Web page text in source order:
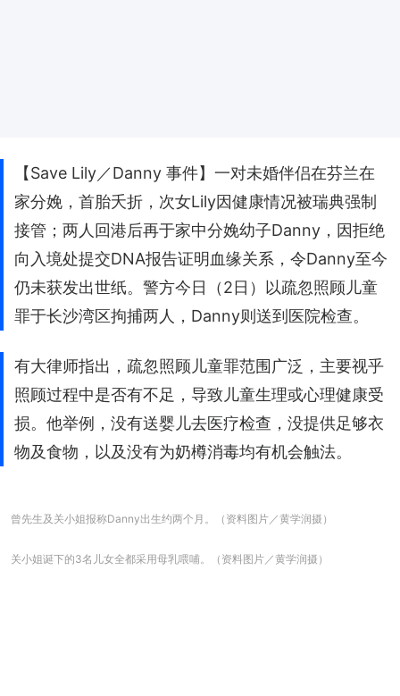
【Save Lily／Danny 事件】一对未婚伴侣在芬兰在
家分娩，首胎夭折，次女Lily因健康情况被瑞典强制
接管；两人回港后再于家中分娩幼子Danny，因拒绝
向入境处提交DNA报告证明血缘关系，令Danny至今
仍未获发出世纸。警方今日（2日）以疏忽照顾儿童
罪于长沙湾区拘捕两人，Danny则送到医院检查。
有大律师指出，疏忽照顾儿童罪范围广泛，主要视乎
照顾过程中是否有不足，导致儿童生理或心理健康受
损。他举例，没有送婴儿去医疗检查，没提供足够衣
物及食物，以及没有为奶樽消毒均有机会触法。
曾先生及关小姐报称Danny出生约两个月。（资料图片／黄学润摄）
关小姐诞下的3名儿女全都采用母乳喂哺。（资料图片／黄学润摄）